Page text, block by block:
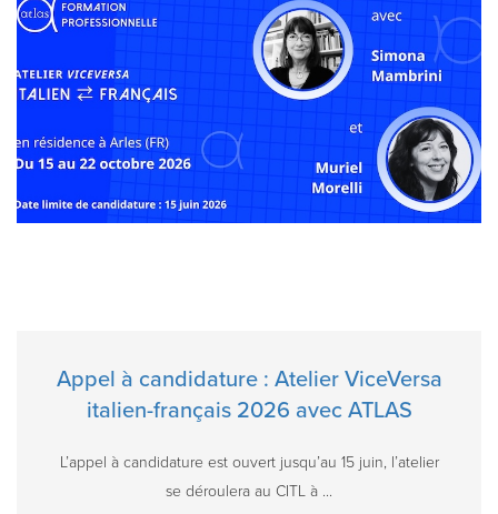
Appel à candidature : Atelier ViceVersa
italien-français 2026 avec ATLAS
L’appel à candidature est ouvert jusqu’au 15 juin, l’atelier
se déroulera au CITL à ...